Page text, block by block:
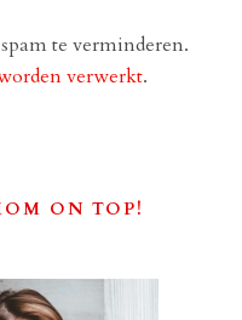
te verminderen.
verwerkt.
ON TOP!